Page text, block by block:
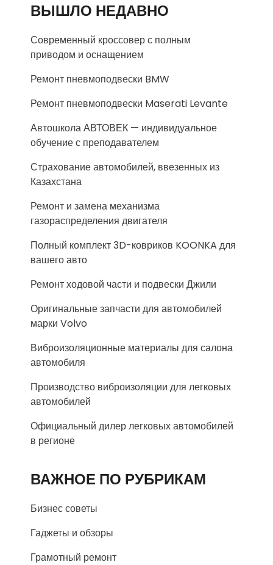
ВЫШЛО НЕДАВНО
Современный кроссовер с полным
приводом и оснащением
Ремонт пневмоподвески BMW
Ремонт пневмоподвески Maserati Levante
Автошкола АВТОВЕК — индивидуальное
обучение с преподавателем
Страхование автомобилей, ввезенных из
Казахстана
Ремонт и замена механизма
газораспределения двигателя
Полный комплект 3D-ковриков KOONKA для
вашего авто
Ремонт ходовой части и подвески Джили
Оригинальные запчасти для автомобилей
марки Volvo
Виброизоляционные материалы для салона
автомобиля
Производство виброизоляции для легковых
автомобилей
Официальный дилер легковых автомобилей
в регионе
ВАЖНОЕ ПО РУБРИКАМ
Бизнес советы
Гаджеты и обзоры
Грамотный ремонт